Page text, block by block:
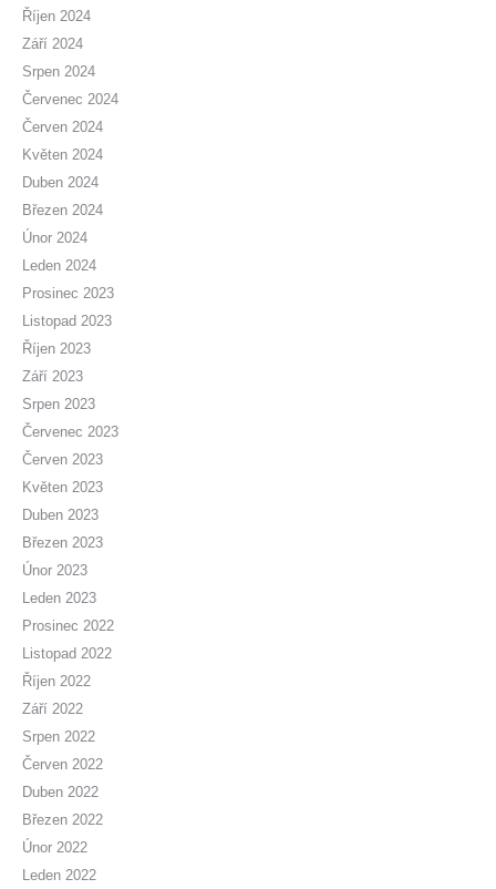
Říjen 2024
Září 2024
Srpen 2024
Červenec 2024
Červen 2024
Květen 2024
Duben 2024
Březen 2024
Únor 2024
Leden 2024
Prosinec 2023
Listopad 2023
Říjen 2023
Září 2023
Srpen 2023
Červenec 2023
Červen 2023
Květen 2023
Duben 2023
Březen 2023
Únor 2023
Leden 2023
Prosinec 2022
Listopad 2022
Říjen 2022
Září 2022
Srpen 2022
Červen 2022
Duben 2022
Březen 2022
Únor 2022
Leden 2022